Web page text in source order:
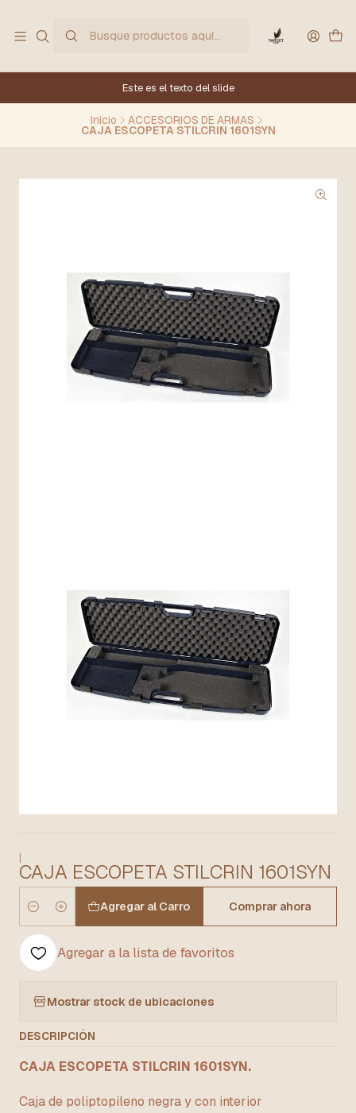
Este es el texto del slide
Inicio ACCESORIOS DE ARMAS
CAJA ESCOPETA STILCRIN 1601SYN
|
CAJA ESCOPETA STILCRIN 1601SYN
Cantidad
Agregar al Carro Comprar ahora
Agregar a la lista de favoritos
Mostrar stock de ubicaciones
DESCRIPCIÓN
CAJA ESCOPETA STILCRIN 1601SYN.
Caja de poliptopileno negra y con interior